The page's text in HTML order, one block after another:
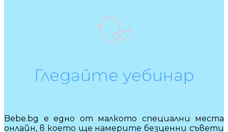
Гледайте уебинар
Bebe.bg е едно от малкото специални места
онлайн, в което ще намерите безценни съвети